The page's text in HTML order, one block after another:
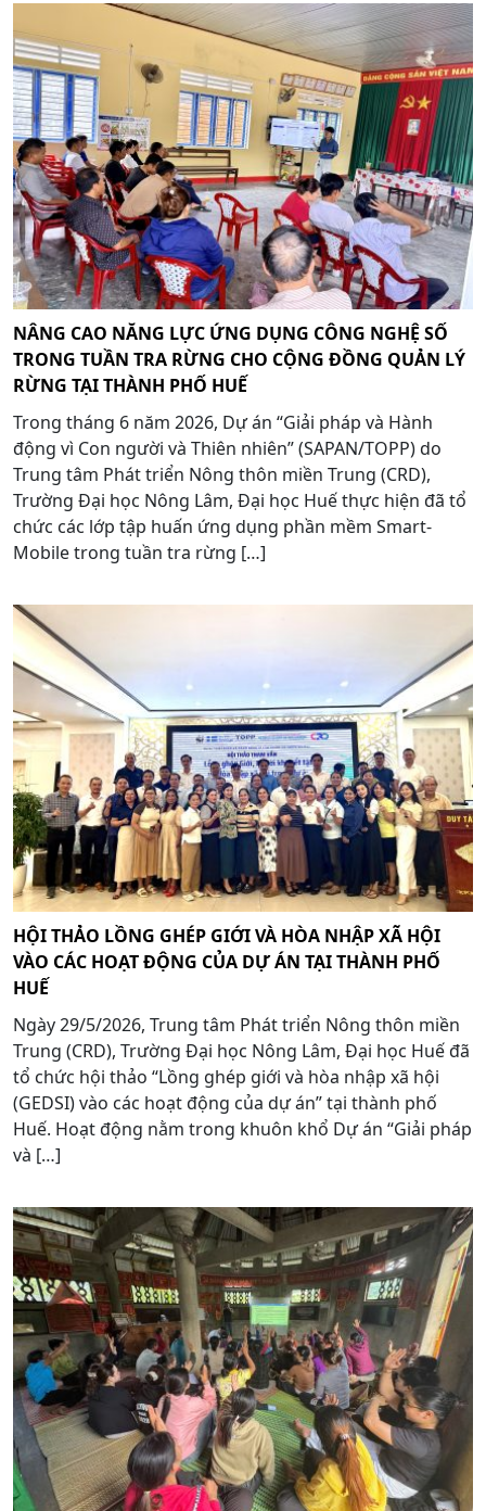
NÂNG CAO NĂNG LỰC ỨNG DỤNG CÔNG NGHỆ SỐ
TRONG TUẦN TRA RỪNG CHO CỘNG ĐỒNG QUẢN LÝ
RỪNG TẠI THÀNH PHỐ HUẾ
Trong tháng 6 năm 2026, Dự án “Giải pháp và Hành
động vì Con người và Thiên nhiên” (SAPAN/TOPP) do
Trung tâm Phát triển Nông thôn miền Trung (CRD),
Trường Đại học Nông Lâm, Đại học Huế thực hiện đã tổ
chức các lớp tập huấn ứng dụng phần mềm Smart-
Mobile trong tuần tra rừng […]
HỘI THẢO LỒNG GHÉP GIỚI VÀ HÒA NHẬP XÃ HỘI
VÀO CÁC HOẠT ĐỘNG CỦA DỰ ÁN TẠI THÀNH PHỐ
HUẾ
Ngày 29/5/2026, Trung tâm Phát triển Nông thôn miền
Trung (CRD), Trường Đại học Nông Lâm, Đại học Huế đã
tổ chức hội thảo “Lồng ghép giới và hòa nhập xã hội
(GEDSI) vào các hoạt động của dự án” tại thành phố
Huế. Hoạt động nằm trong khuôn khổ Dự án “Giải pháp
và […]